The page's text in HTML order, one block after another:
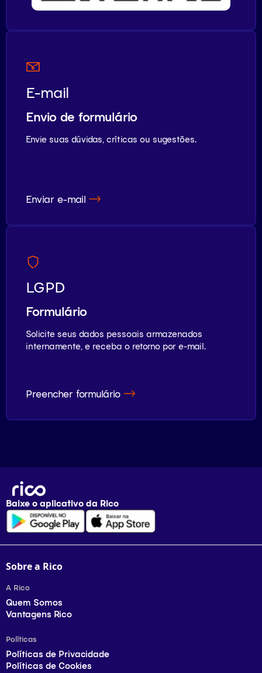
E-mail
Envio de formulário
Envie suas dúvidas, críticas ou sugestões.
Enviar e-mail
LGPD
Formulário
Solicite seus dados pessoais armazenados
internamente, e receba o retorno por e-mail.
Preencher formulário
Baixe o aplicativo da Rico
Sobre a Rico
A Rico
Quem Somos
Vantagens Rico
Políticas
Políticas de Privacidade
Políticas de Cookies